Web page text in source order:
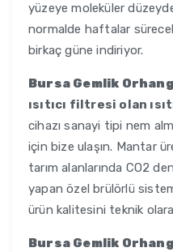
yüzeye moleküler
normalde haftalar
birkaç güne indiriyor.
Bursa Gemlik
ısıtıcı filtresi olan
cihazı sanayi tipi nem
için bize ulaşın. Mantar
tarım alanlarında CO2
yapan özel brülörlü
ürün kalitesini teknik
Bursa Gemlik